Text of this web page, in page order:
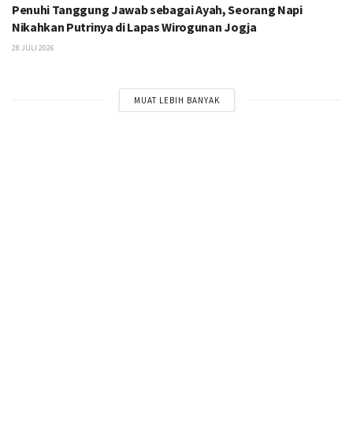
Penuhi Tanggung Jawab sebagai Ayah, Seorang Napi
Nikahkan Putrinya di Lapas Wirogunan Jogja
28 JULI 2026
MUAT LEBIH BANYAK